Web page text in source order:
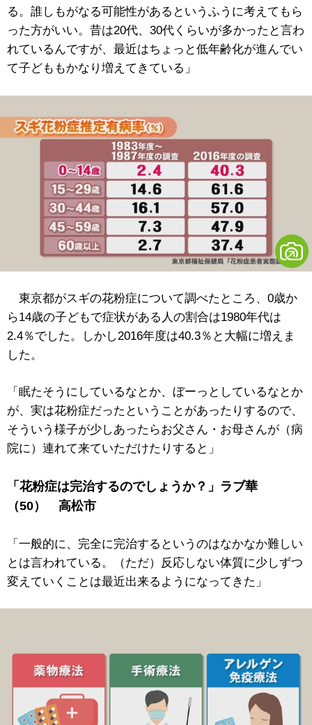
る。誰しもがなる可能性があるというふうに考えてもら
った方がいい。昔は20代、30代くらいが多かったと言わ
れているんですが、最近はちょっと低年齢化が進んでい
て子どももかなり増えてきている」
東京都がスギの花粉症について調べたところ、0歳か
ら14歳の子どもで症状がある人の割合は1980年代は
2.4％でした。しかし2016年度は40.3％と大幅に増えま
した。
「眠たそうにしているなとか、ぼーっとしているなとか
が、実は花粉症だったということがあったりするので、
そういう様子が少しあったらお父さん・お母さんが（病
院に）連れて来ていただけたりすると」
「花粉症は完治するのでしょうか？」ラブ華
（50） 高松市
「一般的に、完全に完治するというのはなかなか難しい
とは言われている。（ただ）反応しない体質に少しずつ
変えていくことは最近出来るようになってきた」